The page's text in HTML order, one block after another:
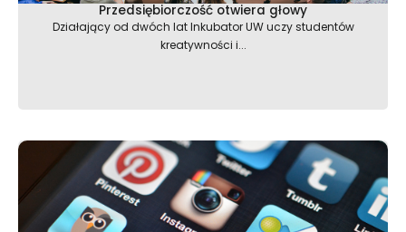
Przedsiębiorczość otwiera głowy
Działający od dwóch lat Inkubator UW uczy studentów
kreatywności i...